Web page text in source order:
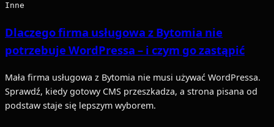
Inne
Dlaczego firma usługowa z Bytomia nie
potrzebuje WordPressa – i czym go zastąpić
Mała firma usługowa z Bytomia nie musi używać WordPressa.
Sprawdź, kiedy gotowy CMS przeszkadza, a strona pisana od
podstaw staje się lepszym wyborem.